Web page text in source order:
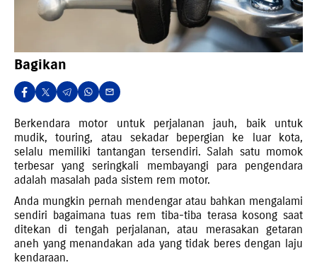
Bagikan
Berkendara motor untuk perjalanan jauh, baik untuk
mudik, touring, atau sekadar bepergian ke luar kota,
selalu memiliki tantangan tersendiri. Salah satu momok
terbesar yang seringkali membayangi para pengendara
adalah masalah pada sistem rem motor.
Anda mungkin pernah mendengar atau bahkan mengalami
sendiri bagaimana tuas rem tiba-tiba terasa kosong saat
ditekan di tengah perjalanan, atau merasakan getaran
aneh yang menandakan ada yang tidak beres dengan laju
kendaraan.